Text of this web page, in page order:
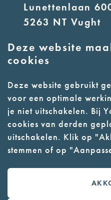
Deze website
cookies
Deze website gebruikt
voor een optimale
je niet uitschakelen. Bij
cookies van derden
uitschakelen. Klik op
stemmen of op
Lunettenlaan
5263 NT Vught
E:
- Parkeer in de
parkeergarage
- Alleen
toegestaan